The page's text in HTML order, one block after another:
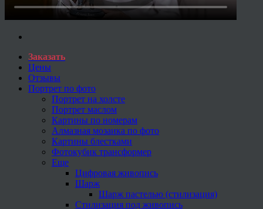
Заказать
Цены
Отзывы
Портрет по фото
Портрет на холсте
Портрет маслом
Картины по номерам
Алмазная мозаика по фото
Картины блестками
Фотокубик трансформер
Еще
Цифровая живопись
Шарж
Шарж пастелью (стилизация)
Стилизация под живопись